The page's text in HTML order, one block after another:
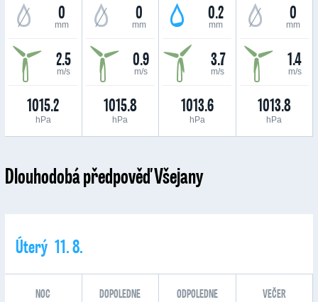
0
mm
2.5
m/s
1015.2
hPa
0
mm
0.9
m/s
1015.8
hPa
0.2
mm
3.7
m/s
1013.6
hPa
0
mm
1.4
m/s
1013.8
hPa
Dlouhodobá předpověď Všejany
Úterý 11. 8.
NOC DOPOLEDNE ODPOLEDNE VEČER